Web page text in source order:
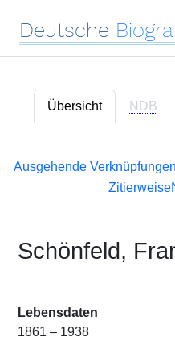
Deutsche
Übersicht NDB
Ausgehende Verknüpfungen
Zitierweise
Schönfeld,
Lebensdaten
1861 – 1938